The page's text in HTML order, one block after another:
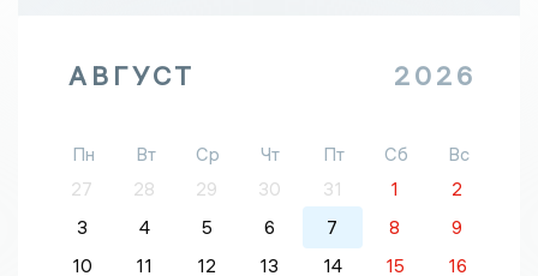
АВГУСТ 2026
Пн Вт Ср Чт Пт Сб
Вс
27
28 29 30 31 1
2
3
4 5 6 7 8
9
10
11 12 13 14 15
16